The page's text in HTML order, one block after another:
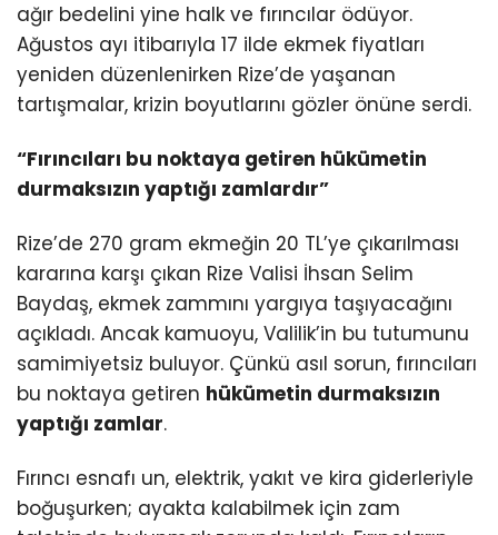
ağır bedelini yine halk ve fırıncılar ödüyor.
Ağustos ayı itibarıyla 17 ilde ekmek fiyatları
yeniden düzenlenirken Rize’de yaşanan
tartışmalar, krizin boyutlarını gözler önüne serdi.
“Fırıncıları bu noktaya getiren hükümetin
durmaksızın yaptığı zamlardır”
Rize’de 270 gram ekmeğin 20 TL’ye çıkarılması
kararına karşı çıkan Rize Valisi İhsan Selim
Baydaş, ekmek zammını yargıya taşıyacağını
açıkladı. Ancak kamuoyu, Valilik’in bu tutumunu
samimiyetsiz buluyor. Çünkü asıl sorun, fırıncıları
bu noktaya getiren hükümetin durmaksızın
yaptığı zamlar.
Fırıncı esnafı un, elektrik, yakıt ve kira giderleriyle
boğuşurken; ayakta kalabilmek için zam